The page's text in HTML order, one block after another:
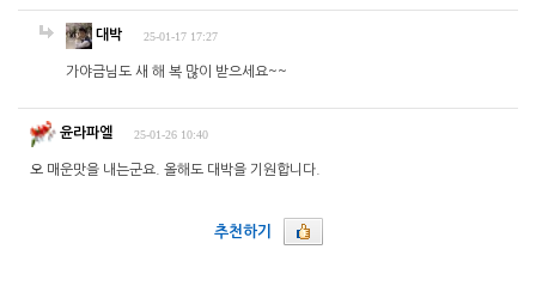
대박 25-01-17 17:27
가야금님도 새 해 복 많이 받으세요~~
윤라파엘 25-01-26 10:40
오 매운맛을 내는군요. 올해도 대박을 기원합니다.
추천하기